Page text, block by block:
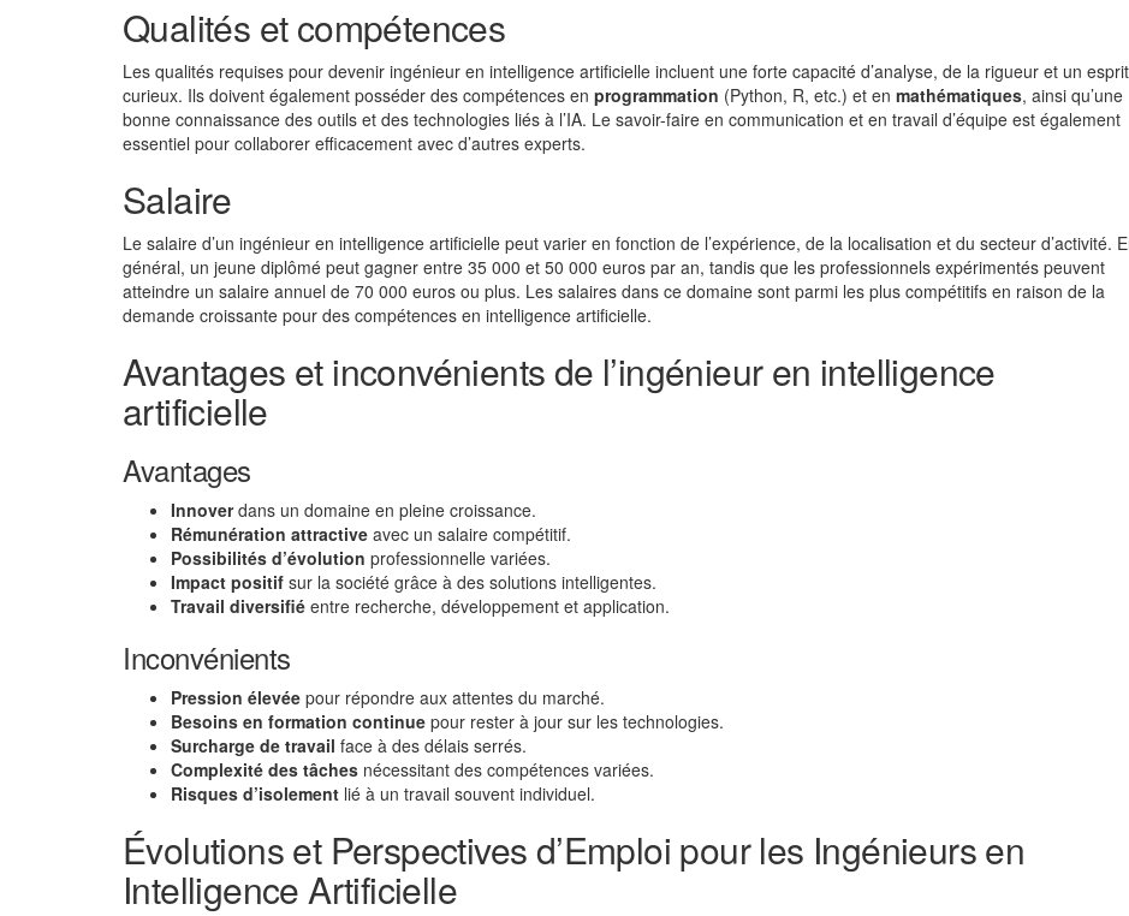
Qualités et compétences
Les qualités requises pour devenir ingénieur en intelligence artificielle incluent une forte capacité d’analyse, de la rigueur et un esprit
curieux. Ils doivent également posséder des compétences en programmation (Python, R, etc.) et en mathématiques, ainsi qu’une
bonne connaissance des outils et des technologies liés à l’IA. Le savoir-faire en communication et en travail d’équipe est également
essentiel pour collaborer efficacement avec d’autres experts.
Salaire
Le salaire d’un ingénieur en intelligence artificielle peut varier en fonction de l’expérience, de la localisation et du secteur d’activité.
général, un jeune diplômé peut gagner entre 35 000 et 50 000 euros par an, tandis que les professionnels expérimentés peuvent
atteindre un salaire annuel de 70 000 euros ou plus. Les salaires dans ce domaine sont parmi les plus compétitifs en raison de la
demande croissante pour des compétences en intelligence artificielle.
Avantages et inconvénients de l’ingénieur en intelligence
artificielle
Avantages
Innoverdans un domaine en pleine croissance.
Rémunération attractive avec un salaire compétitif.
Possibilités d’évolution professionnelle variées.
Impact positif sur la société grâce à des solutions intelligentes.
Travail diversifié entre recherche, développement et application.
Inconvénients
Pression élevée pour répondre aux attentes du marché.
Besoins en formation continue pour rester à jour sur les technologies.
Surcharge de travail face à des délais serrés.
Complexité des tâches nécessitant des compétences variées.
Risques d’isolement lié à un travail souvent individuel.
Évolutions et Perspectives d’Emploi pour les Ingénieurs en
Intelligence Artificielle